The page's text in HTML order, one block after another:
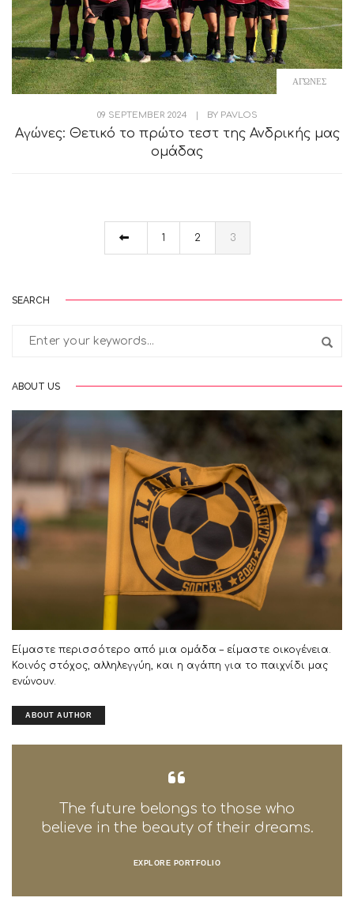
ΑΓΏΝΕΣ
09 SEPTEMBER 2024 | BY PAVLOS
Αγώνες: Θετικό το πρώτο τεστ της Ανδρικής μας
ομάδας
1 2 3
SEARCH
ABOUT US
Είμαστε περισσότερο από μια ομάδα – είμαστε οικογένεια.
Κοινός στόχος, αλληλεγγύη, και η αγάπη για το παιχνίδι μας
ενώνουν.
ABOUT AUTHOR
The future belongs to those who
believe in the beauty of their dreams.
EXPLORE PORTFOLIO